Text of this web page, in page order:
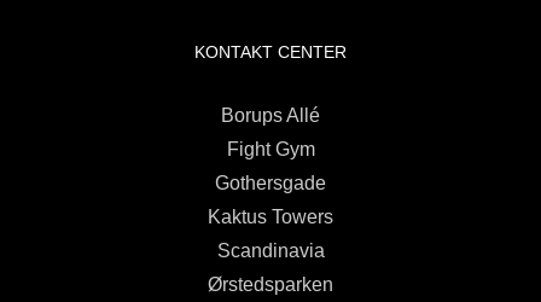
KONTAKT CENTER
Borups Allé
Fight Gym
Gothersgade
Kaktus Towers
Scandinavia
Ørstedsparken